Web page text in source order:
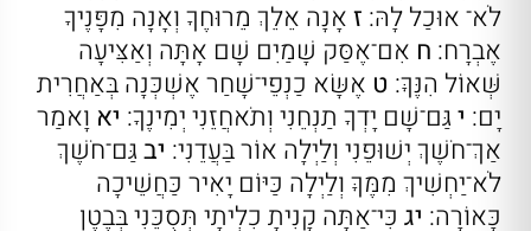
לֹא־ אוּכַל לָהּ: זאָנָה אֵלֵךְ מֵרוּחֶךָ וְאָנָה מִפָּנֶיךָ
אֶבְרָח: ח אִם־אֶסַּק שָׁמַיִם שָׁם אָתָּה וְאַצִּיעָה
שְּׁאוֹל הִנֶּךָּ: ט אֶשָּׂא כַנְפֵי־שָׁחַר אֶשְׁכְּנָה בְּאַחֲרִית
יָם: יגַּם־שָׁם יָדְךָ תַנְחֵנִי וְתֹאחֲזֵנִי יְמִינֶךָ: יא וָאמַר
אַךְ־חֹשֶׁךְ יְשׁוּפֵנִי וְלַיְלָה אוֹר בַּעֲדֵנִי: יבגַּם־חֹשֶׁךְ
לֹא־יַחְשִׁיךְ מִמֶּךָּ וְלַיְלָה כַּיּוֹם יָאִיר כַּחֲשֵׁיכָה
כָּאוֹרָה: יג כִּי־אַתָּה קָנִיתָ כִלְיתָי תְּסֻכֵּנִי בְּבֶטֶן